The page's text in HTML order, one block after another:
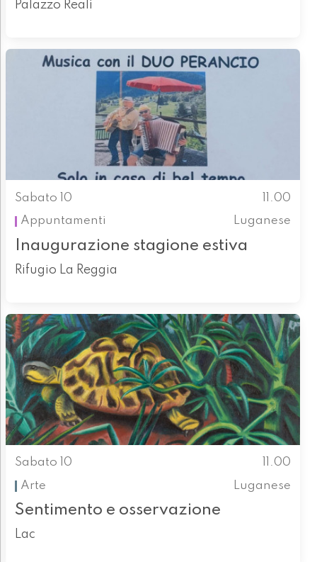
Palazzo Reali
Sabato 10
11.00
Appuntamenti
Luganese
Inaugurazione stagione estiva
Rifugio La Reggia
Sabato 10
11.00
Arte
Luganese
Sentimento e osservazione
Lac